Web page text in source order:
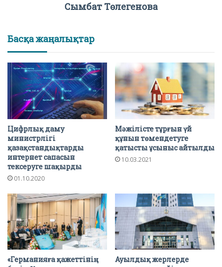
Сымбат Төлегенова
Басқа жаңалықтар
Цифрлық даму
министрлігі
қазақстандықтарды
интернет сапасын
тексеруге шақырды
01.10.2020
Мәжілісте тұрғын үй
құнын төмендетуге
қатысты ұсыныс айтылды
10.03.2021
«Германияға қажеттінің
Ауылдық жерлерде